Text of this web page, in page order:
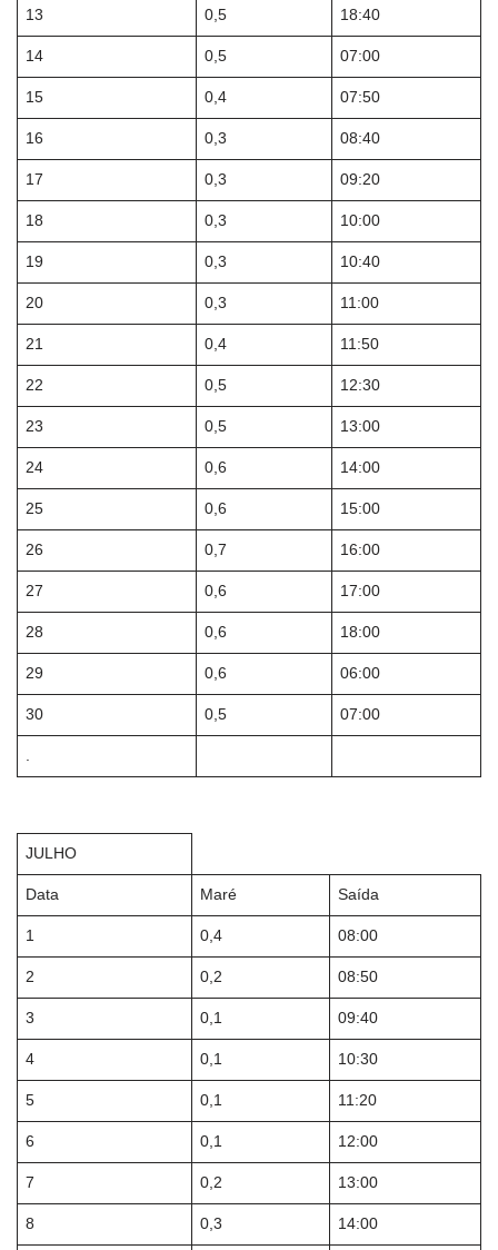
13 0,5 18:40
14 0,5 07:00
15 0,4 07:50
16 0,3 08:40
17 0,3 09:20
18 0,3 10:00
19 0,3 10:40
20 0,3 11:00
21 0,4 11:50
22 0,5 12:30
23 0,5 13:00
24 0,6 14:00
25 0,6 15:00
26 0,7 16:00
27 0,6 17:00
28 0,6 18:00
29 0,6 06:00
30 0,5 07:00
.
JULHO
Data Maré Saída
1 0,4 08:00
2 0,2 08:50
3 0,1 09:40
4 0,1 10:30
5 0,1 11:20
6 0,1 12:00
7 0,2 13:00
8 0,3 14:00